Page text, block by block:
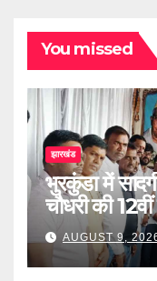
You missed
झारखंड
भुरकुंडा में
चौधरी की
AUGUST 9,